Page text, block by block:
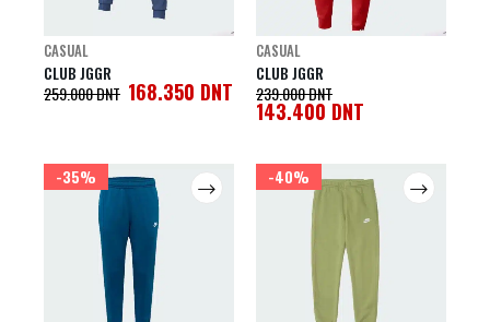
CASUAL
CLUB JGGR
259.000DNT 168.350 DNT
CASUAL
CLUB JGGR
239.000DNT
143.400 DNT
-35% -40%